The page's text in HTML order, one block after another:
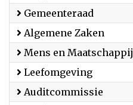
Gemeenteraad
Algemene Zaken
Mens en Maatschappij
Leefomgeving
Auditcommissie